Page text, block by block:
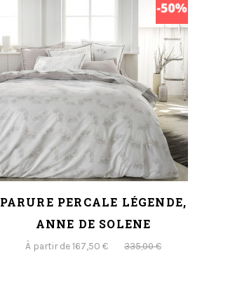
PARURE PERCALE LÉGENDE,
ANNE DE SOLENE
À partir de 167,50 € 335,00 €